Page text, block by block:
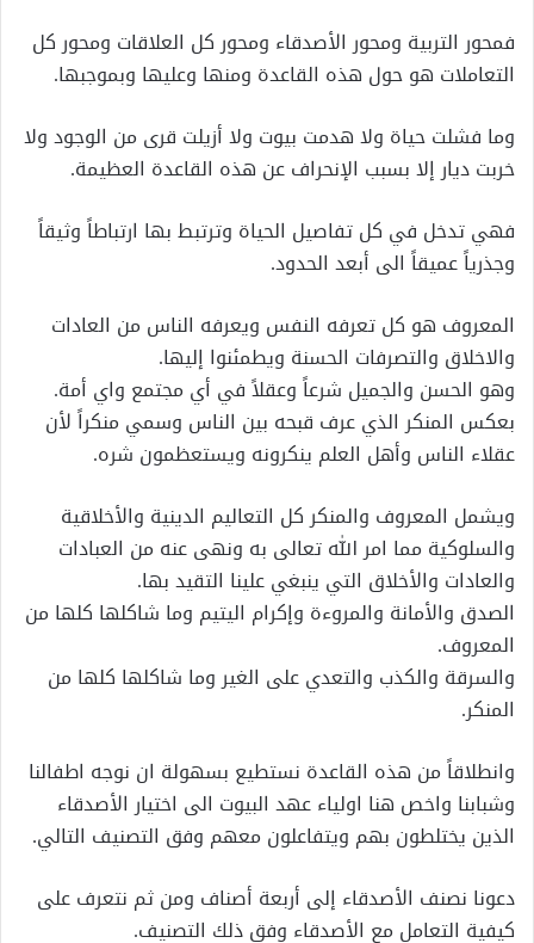
فمحور التربية ومحور الأصدقاء ومحور كل العلاقات ومحور كل
التعاملات هو حول هذه القاعدة ومنها وعليها وبموجبها.
وما فشلت حياة ولا هدمت بيوت ولا أزيلت قرى من الوجود ولا
خربت ديار إلا بسبب الإنحراف عن هذه القاعدة العظيمة.
فهي تدخل في كل تفاصيل الحياة وترتبط بها ارتباطاً وثيقاً
وجذرياً عميقاً الى أبعد الحدود.
المعروف هو كل تعرفه النفس ويعرفه الناس من العادات
والاخلاق والتصرفات الحسنة ويطمئنوا إليها.
وهو الحسن والجميل شرعاً وعقلاً في أي مجتمع واي أمة.
بعكس المنكر الذي عرف قبحه بين الناس وسمي منكراً لأن
عقلاء الناس وأهل العلم ينكرونه ويستعظمون شره.
ويشمل المعروف والمنكر كل التعاليم الدينية والأخلاقية
والسلوكية مما امر الله تعالى به ونهى عنه من العبادات
والعادات والأخلاق التي ينبغي علينا التقيد بها.
الصدق والأمانة والمروءة وإكرام اليتيم وما شاكلها كلها من
المعروف.
والسرقة والكذب والتعدي على الغير وما شاكلها كلها من
المنكر.
وانطلاقاً من هذه القاعدة نستطيع بسهولة ان نوجه اطفالنا
وشبابنا واخص هنا اولياء عهد البيوت الى اختيار الأصدقاء
الذين يختلطون بهم ويتفاعلون معهم وفق التصنيف التالي.
دعونا نصنف الأصدقاء إلى أربعة أصناف ومن ثم نتعرف على
كيفية التعامل مع الأصدقاء وفق ذلك التصنيف.